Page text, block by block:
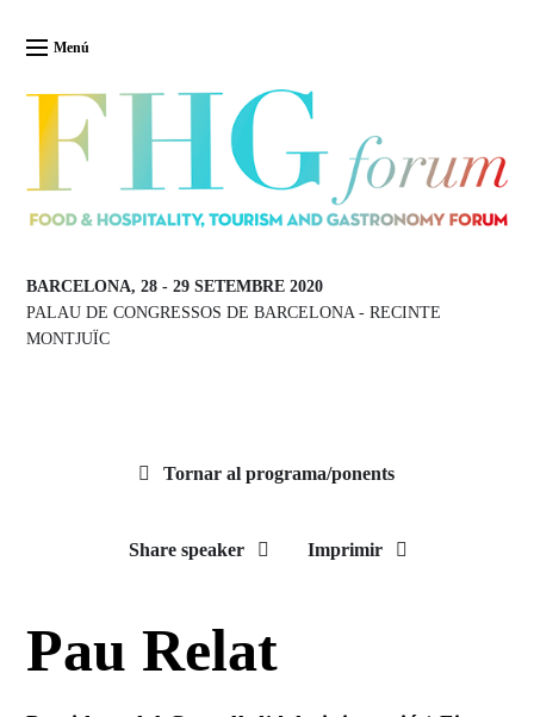
Menú
BARCELONA, 28 -29 SETEMBRE 2020
PALAU DE CONGRESSOS DE BARCELONA -RECINTE
MONTJUÏC
Tornar al programa/ponents
Share speaker Imprimir
Pau Relat